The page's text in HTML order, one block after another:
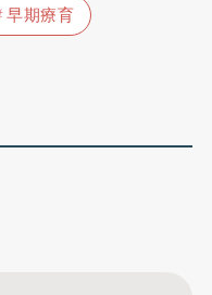
早期療育